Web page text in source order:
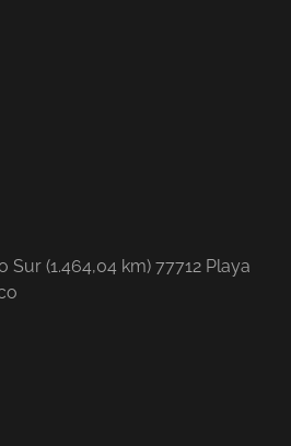
Sur (1.464,04 km) 77712 Playa